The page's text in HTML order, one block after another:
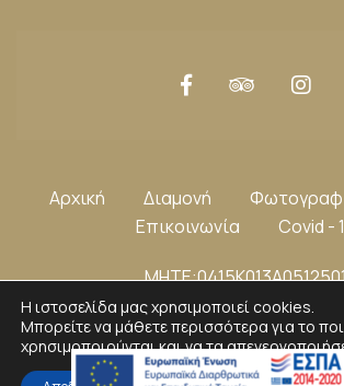
Αρχική Διαμονή
Επικοινωνία
Covid -
Copyright 2021 by
Η ιστοσελίδα μας χρησιμοποιεί cookies.
Μπορείτε να μάθετε περισσότερα για το
χρησιμοποιούνται και να τα